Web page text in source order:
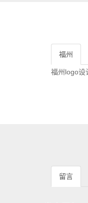
福州
福州logo设
留言